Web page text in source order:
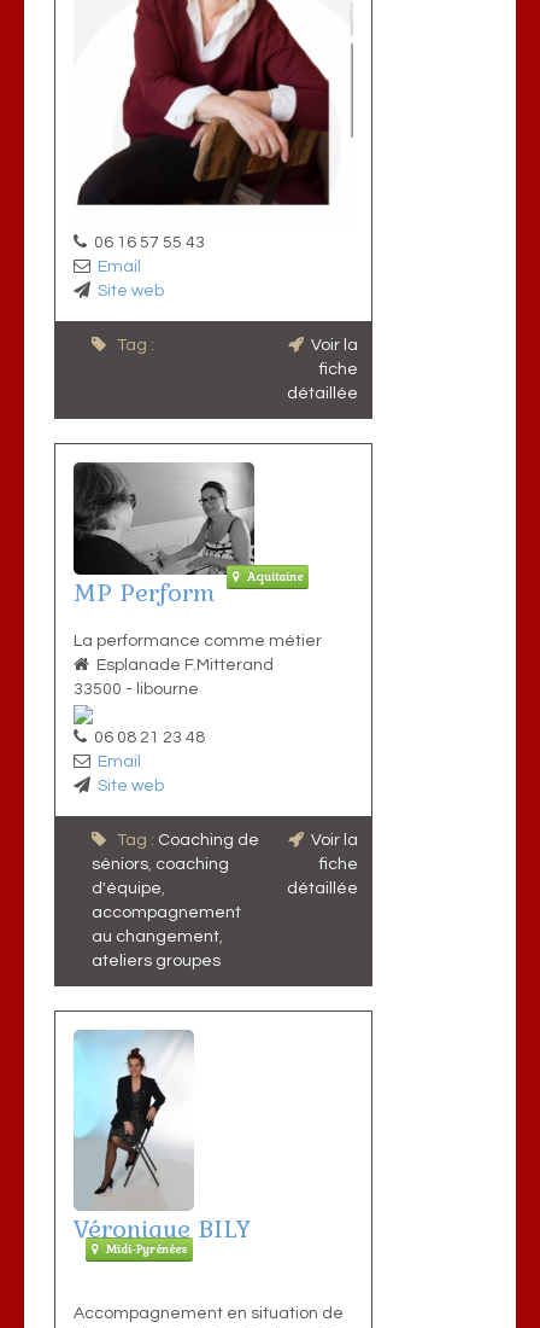
06 16 57 55 43
Email
Site web
Tag :
Voir la
fiche
détaillée
MP Perform
Aquitaine
La performance comme métier
Esplanade F.Mitterand
33500 - libourne
06 08 21 23 48
Email
Site web
Tag : Coaching de
séniors, coaching
d'équipe,
accompagnement
au changement,
ateliers groupes
Voir la
fiche
détaillée
Véronique BILY
Midi-Pyrénées
Accompagnement en situation de